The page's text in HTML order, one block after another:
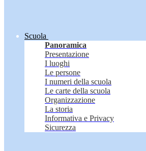
Scuola
Panoramica
Presentazione
I luoghi
Le persone
I numeri della scuola
Le carte della scuola
Organizzazione
La storia
Informativa e Privacy
Sicurezza